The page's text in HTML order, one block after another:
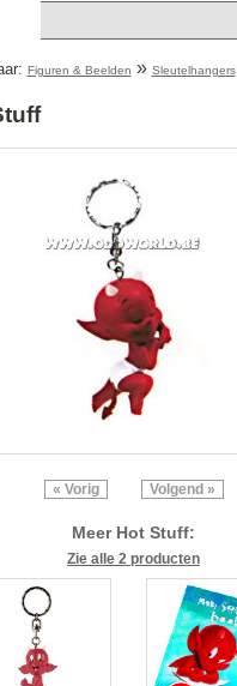
Figuren & Beelden » Sleutelhangers
« Vorig Volgend »
Meer Hot Stuff:
Zie alle 2 producten